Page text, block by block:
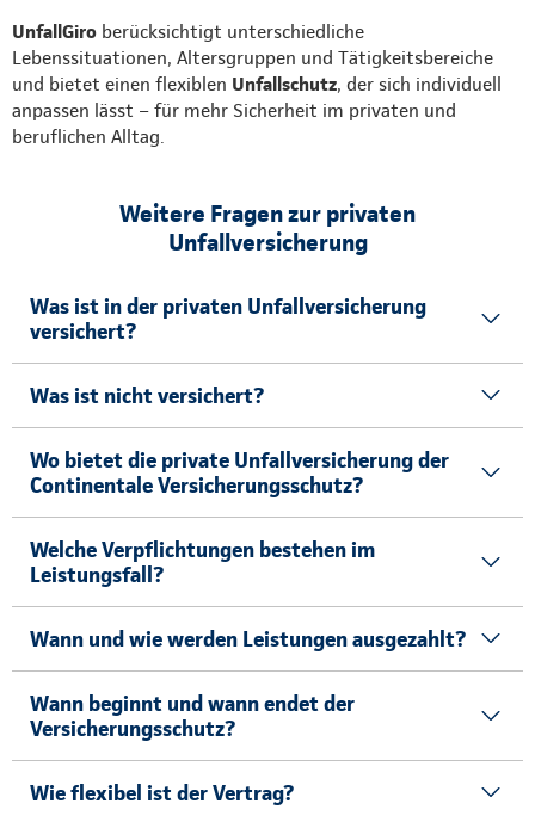
UnfallGiro berücksichtigt unterschiedliche
Lebenssituationen, Altersgruppen und Tätigkeitsbereiche
und bietet einen flexiblen Unfallschutz, der sich individuell
anpassen lässt – für mehr Sicherheit im privaten und
beruflichen Alltag.
Weitere Fragen zur privaten
Unfallversicherung
Was ist in der privaten Unfallversicherung
versichert?
Was ist nicht versichert?
Wo bietet die private Unfallversicherung der
Continentale Versicherungsschutz?
Welche Verpflichtungen bestehen im
Leistungsfall?
Wann und wie werden Leistungen ausgezahlt?
Wann beginnt und wann endet der
Versicherungsschutz?
Wie flexibel ist der Vertrag?